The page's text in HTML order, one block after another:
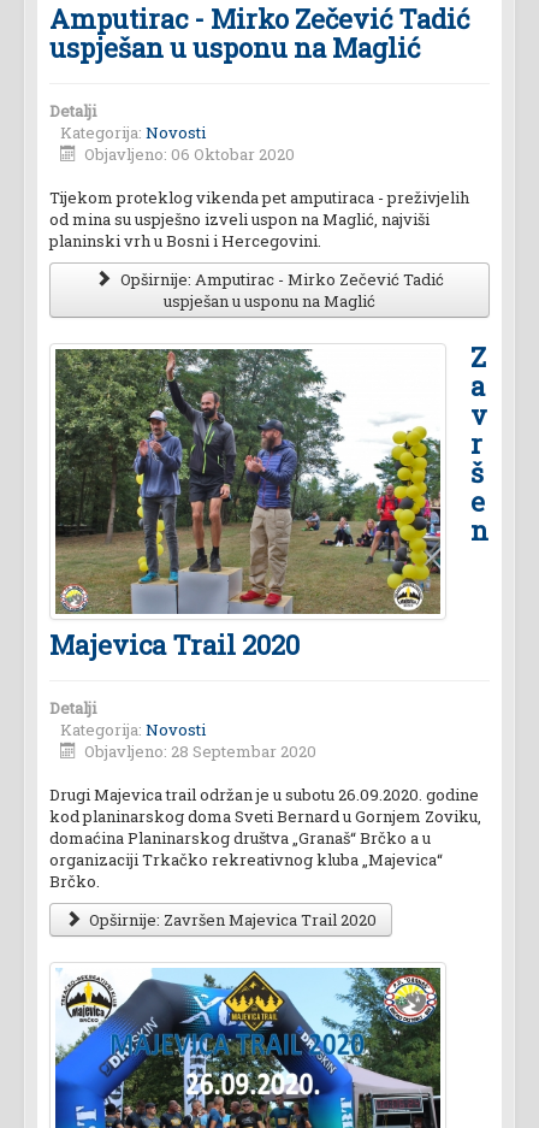
Amputirac - Mirko Zečević Tadić
uspješan u usponu na Maglić
Detalji
Kategorija: Novosti
Objavljeno: 06 Oktobar 2020
Tijekom proteklog vikenda pet amputiraca - preživjelih
od mina su uspješno izveli uspon na Maglić, najviši
planinski vrh u Bosni i Hercegovini.
Opširnije: Amputirac - Mirko Zečević Tadić
uspješan u usponu na Maglić
Z
a
v
r
š
e
n
Majevica Trail 2020
Detalji
Kategorija: Novosti
Objavljeno: 28 Septembar 2020
Drugi Majevica trail održan je u subotu 26.09.2020. godine
kod planinarskog doma Sveti Bernard u Gornjem Zoviku,
domaćina Planinarskog društva „Granaš“ Brčko a u
organizaciji Trkačko rekreativnog kluba „Majevica“
Brčko.
Opširnije: Završen Majevica Trail 2020